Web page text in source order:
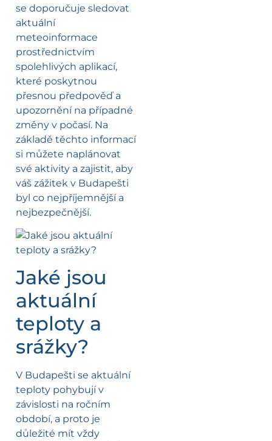
se doporučuje sledovat
aktuální
meteoinformace
prostřednictvím
spolehlivých aplikací,
které poskytnou
přesnou předpověď a
upozornění na případné
změny v počasí. Na
základě těchto informací
si můžete naplánovat
své aktivity a zajistit, aby
váš zážitek v Budapešti
byl co nejpříjemnější a
nejbezpečnější.
Jaké jsou
aktuální
teploty a
srážky?
V Budapešti se aktuální
teploty pohybují v
závislosti na ročním
období, a proto je
důležité mít vždy